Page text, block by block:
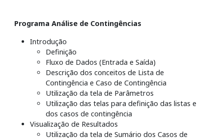
Programa Análise de Contingências
Introdução
Definição
Fluxo de Dados (Entrada e Saída)
Descrição dos conceitos de Lista de
Contingência e Caso de Contingência
Utilização da tela de Parâmetros
Utilização das telas para definição das listas e
dos casos de contingência
Visualização de Resultados
Utilização da tela de Sumário dos Casos de